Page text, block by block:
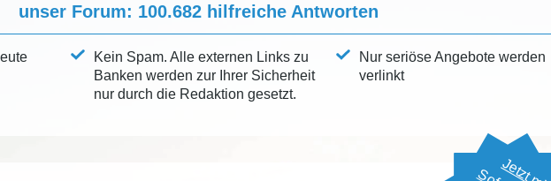
unser Forum: 100.682hilfreiche Antworten
Kein Spam. Alle externen Links zu
Banken werden zur Ihrer Sicherheit
nur durch die Redaktion gesetzt.
Nur seriöse Angebote werden
verlinkt